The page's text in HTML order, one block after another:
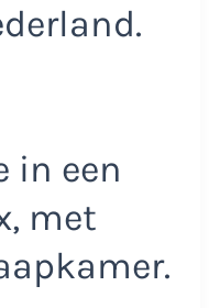
in een
met